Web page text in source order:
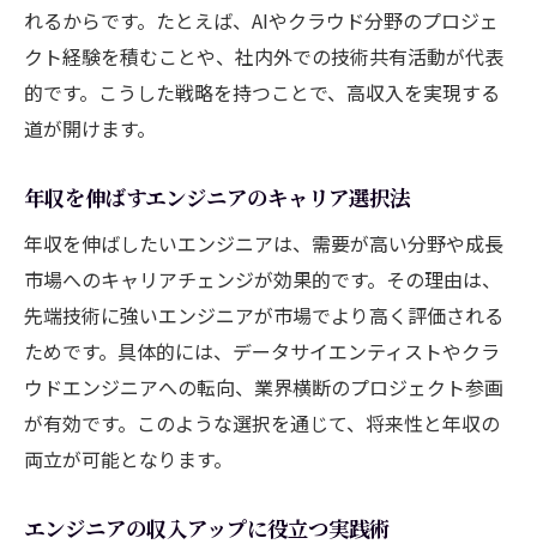
れるからです。たとえば、AIやクラウド分野のプロジェ
クト経験を積むことや、社内外での技術共有活動が代表
的です。こうした戦略を持つことで、高収入を実現する
道が開けます。
年収を伸ばすエンジニアのキャリア選択法
年収を伸ばしたいエンジニアは、需要が高い分野や成長
市場へのキャリアチェンジが効果的です。その理由は、
先端技術に強いエンジニアが市場でより高く評価される
ためです。具体的には、データサイエンティストやクラ
ウドエンジニアへの転向、業界横断のプロジェクト参画
が有効です。このような選択を通じて、将来性と年収の
両立が可能となります。
エンジニアの収入アップに役立つ実践術